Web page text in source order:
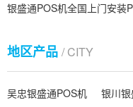
银盛通POS机全国上门安装
地区产品 / CITY
吴忠银盛通POS机 银川